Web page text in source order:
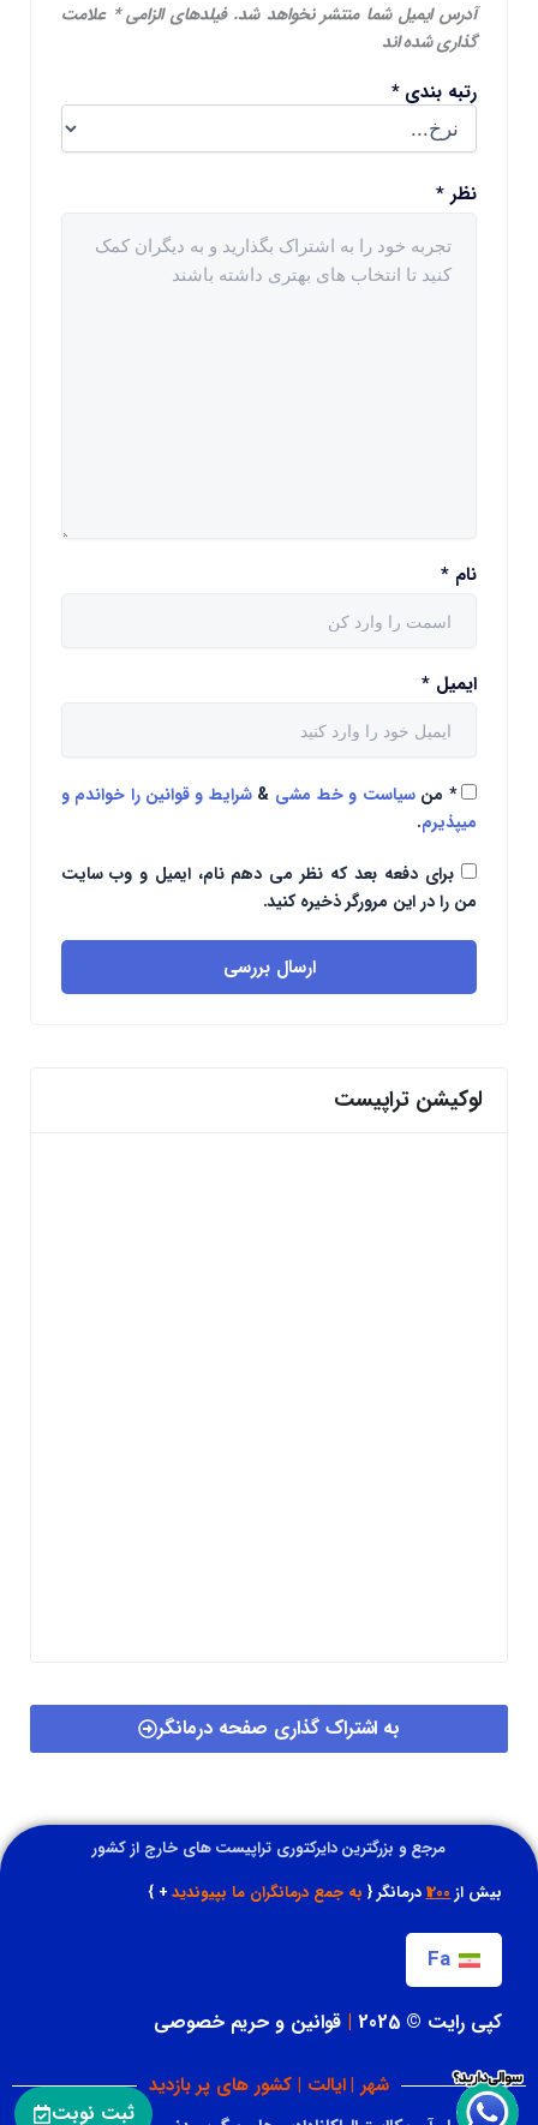
آدرس ایمیل شما منتشر نخواهد شد. فیلدهای الزامی* علامت
گذاری شده اند
رتبه بندی*
نظر *
نام *
ایمیل *
* منسیاست و خط مشی &شرایط و قوانین را خواندم و
میپذیرم.
برای دفعه بعد که نظر می دهم نام، ایمیل و وب سایت
من را در این مرورگر ذخیره کنید.
ارسال بررسی
لوکیشن تراپیست
به اشتراک گذاری صفحه درمانگر
ثبت نوبت
مرجع و بزرگترین دایرکتوری تراپیست های خارج از کشور
بیش از1200درمانگر { به جمع درمانگران ما بپیوندید+ }
Fa
کپی رایت © 2025 | قوانین و حریم خصوصی
شهر | ایالت | کشور های پر بازدید